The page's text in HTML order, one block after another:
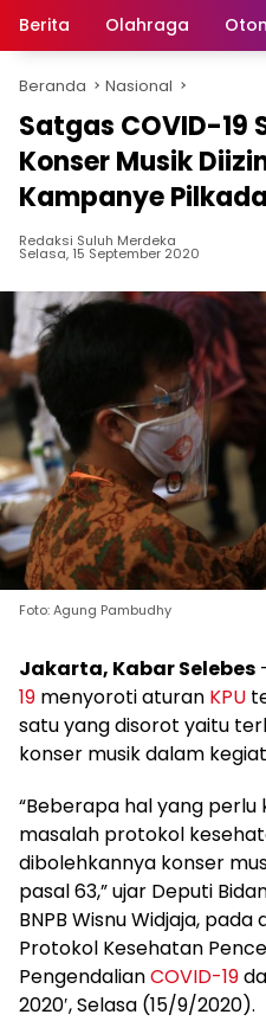
Berita Olahraga
Beranda Nasional
Satgas COVID-19
Konser Musik
Kampanye Pilkada
Redaksi Suluh Merdeka
Selasa, 15 September 2020
Foto: Agung Pambudhy
Jakarta, Kabar Selebes
19 menyoroti aturan KPU
satu yang disorot yaitu
konser musik dalam
“Beberapa hal yang
masalah protokol
dibolehkannya konser
pasal 63,” ujar Deputi
BNPB Wisnu Widjaja,
Protokol Kesehatan
PengendalianCOVID-19
2020′, Selasa (15/9/2020).